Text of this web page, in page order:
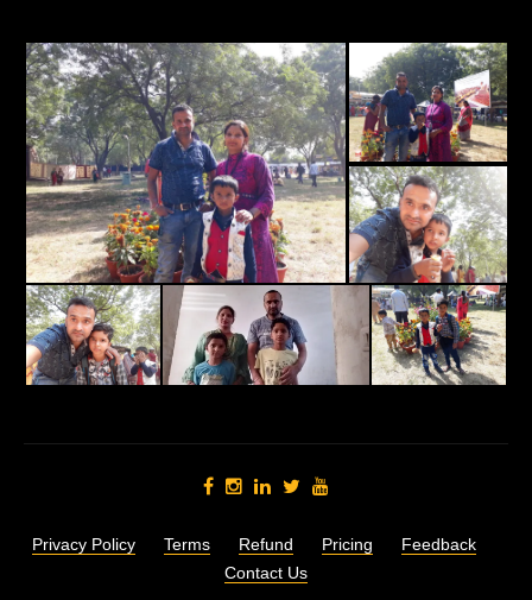
Privacy Policy Terms Refund Pricing
Feedback
Contact Us